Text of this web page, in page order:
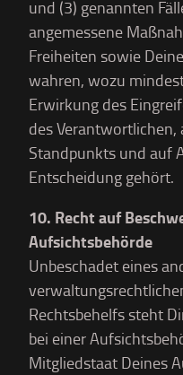
und (3) genannten
angemessene
Freiheiten sowie
wahren, wozu
Erwirkung des
des Verantwortlichen,
Standpunkts und auf
Entscheidung gehört.
10. Recht auf
Aufsichtsbehörde
Unbeschadet eines
Rechtsbehelfs steht
bei einer
Mitgliedstaat Deines